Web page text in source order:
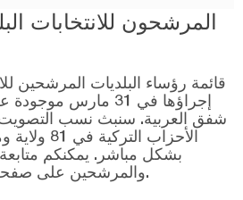
قائمة رؤساء البلديات المرشحين
إجراؤها في 31 مارس
شفق العربية. سنبث نسب التصويت
الأحزاب
بشكل مباشر. يمكنكم
والمرشحين على صفحة نتائج الانتخابات 2024.